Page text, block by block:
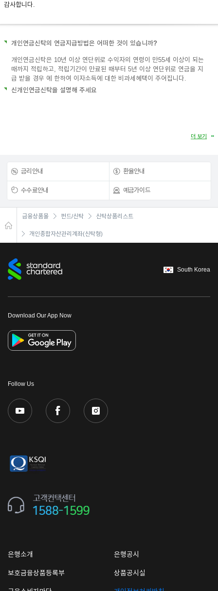
감사합니다.
개인연금신탁의 연금지급방법은 어떠한 것이 있습니까?
개인연금신탁은 10년 이상 연단위로 수익자의 연령이 만55세 이상이 되는
때까지 적립하고, 적립기간이 만료된 때부터 5년 이상 연단위로 연금을 지
급 받을 경우 에 한하여 이자소득에 대한 비과세혜택이 주어집니다.
신개인연금신탁을 설명해 주세요
더 보기
금리안내 환율안내
수수료안내 예금가이드
금융상품몰 펀드/신탁 신탁상품리스트
개인종합자산관리계좌(신탁형)
South Korea
Download Our App Now
Follow Us
은행소개 은행공시
보호금융상품등록부 상품공시실